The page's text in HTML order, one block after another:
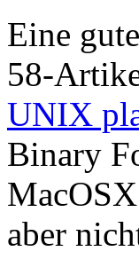
Eine
58-
UNIX
Binary
aber